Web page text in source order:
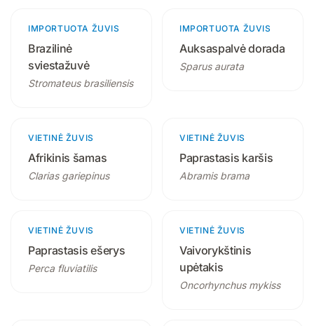
IMPORTUOTA ŽUVIS
Brazilinė
sviestažuvė
Stromateus brasiliensis
1 produktas
IMPORTUOTA ŽUVIS
Auksaspalvė dorada
Sparus aurata
3 produktai
VIETINĖ ŽUVIS
Afrikinis šamas
Clarias gariepinus
4 produktai
VIETINĖ ŽUVIS
Paprastasis karšis
Abramis brama
2 produktai
VIETINĖ ŽUVIS
Paprastasis ešerys
Perca fluviatilis
3 produktai
VIETINĖ ŽUVIS
Vaivorykštinis
upėtakis
Oncorhynchus mykiss